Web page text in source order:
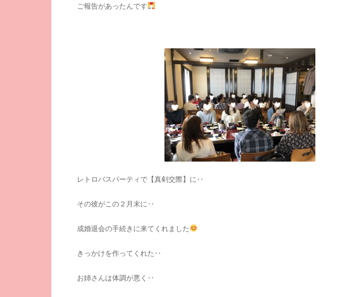
ご報告があったんです
レトロバスパーティで【真剣交際】に‥
その彼がこの２月末に‥
成婚退会の手続きに来てくれました
きっかけを作ってくれた‥
お姉さんは体調が悪く‥